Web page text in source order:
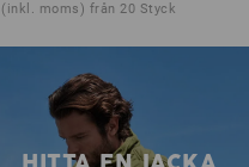
(inkl. moms) från 20 Styck